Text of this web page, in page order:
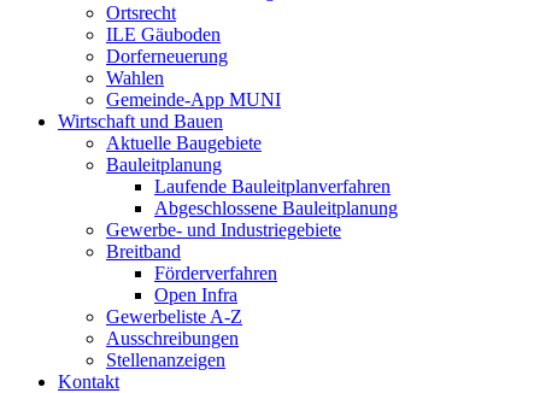
Ortsrecht
ILE Gäuboden
Dorferneuerung
Wahlen
Gemeinde-App MUNI
Wirtschaft und Bauen
Aktuelle Baugebiete
Bauleitplanung
Laufende Bauleitplanverfahren
Abgeschlossene Bauleitplanung
Gewerbe- und Industriegebiete
Breitband
Förderverfahren
Open Infra
Gewerbeliste A-Z
Ausschreibungen
Stellenanzeigen
Kontakt